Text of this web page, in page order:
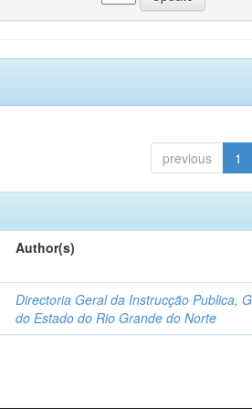
previous 1
Author(s)
Directoria Geral da Instrucção Publica,
do Estado do Rio Grande do Norte